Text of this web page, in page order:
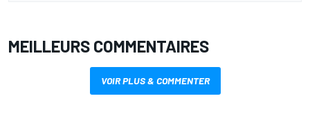
MEILLEURS COMMENTAIRES
VOIR PLUS & COMMENTER